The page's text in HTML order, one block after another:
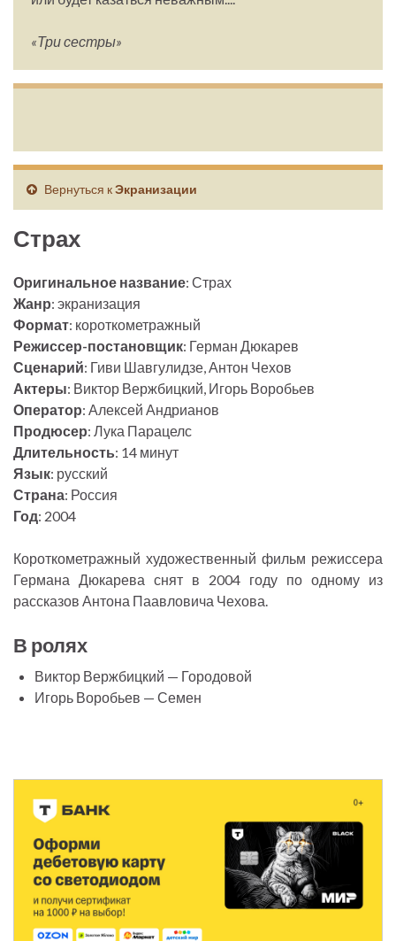
«Три сестры»
Вернуться кЭкранизации
Страх
Оригинальное название: Страх
Жанр: экранизация
Формат: короткометражный
Режиссер-постановщик: Герман Дюкарев
Сценарий: Гиви Шавгулидзе, Антон Чехов
Актеры: Виктор Вержбицкий, Игорь Воробьев
Оператор: Алексей Андрианов
Продюсер: Лука Парацелс
Длительность: 14 минут
Язык: русский
Страна: Россия
Год: 2004
Короткометражный художественный фильм режиссера
Германа Дюкарева снят в 2004 году по одному из
рассказов Антона Паавловича Чехова.
В ролях
Виктор Вержбицкий — Городовой
Игорь Воробьев — Семен